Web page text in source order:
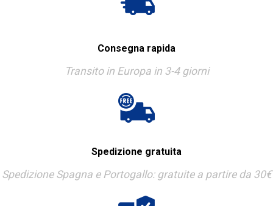
Consegna rapida
Transito in Europa in 3-4 giorni
Spedizione gratuita
Spedizione Spagna e Portogallo: gratuite a partire da 30€